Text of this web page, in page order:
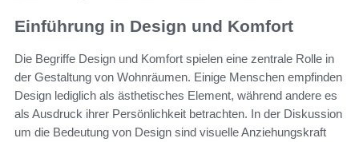
Einführung in Design und Komfort
Die Begriffe Design und Komfort spielen eine zentrale Rolle in
der Gestaltung von Wohnräumen. Einige Menschen empfinden
Design lediglich als ästhetisches Element, während andere es
als Ausdruck ihrer Persönlichkeit betrachten. In der Diskussion
um die Bedeutung von Design sind visuelle Anziehungskraft